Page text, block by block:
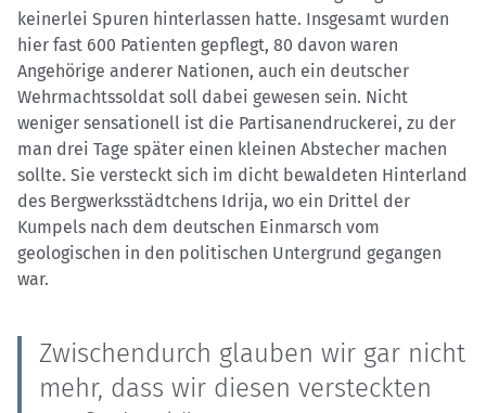
keinerlei Spuren hinterlassen hatte. Insgesamt wurden
hier fast 600 Patienten gepflegt, 80 davon waren
Angehörige anderer Nationen, auch ein deutscher
Wehrmachtssoldat soll dabei gewesen sein. Nicht
weniger sensationell ist die Partisanendruckerei, zu der
man drei Tage später einen kleinen Abstecher machen
sollte. Sie versteckt sich im dicht bewaldeten Hinterland
des Bergwerksstädtchens Idrija, wo ein Drittel der
Kumpels nach dem deutschen Einmarsch vom
geologischen in den politischen Untergrund gegangen
war.
Zwischendurch glauben wir gar nicht
mehr, dass wir diesen versteckten